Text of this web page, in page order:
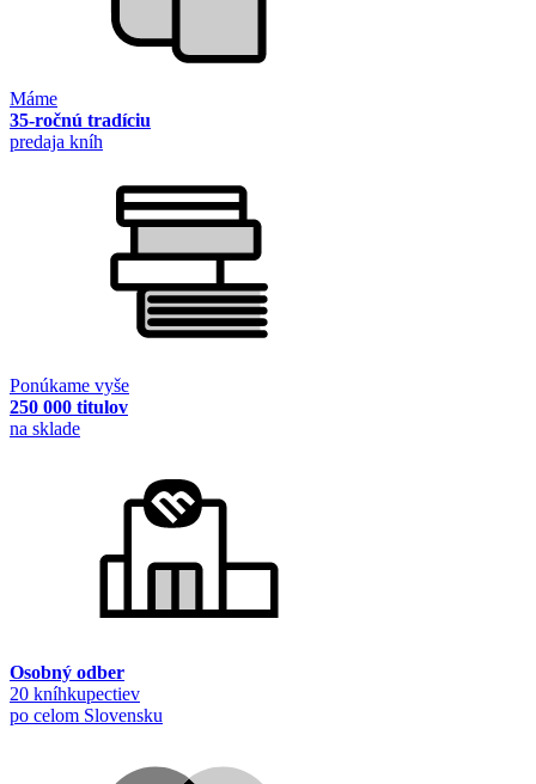
Máme
35-ročnú tradíciu
predaja kníh
Ponúkame vyše
250 000 titulov
na sklade
Osobný odber
20 kníhkupectiev
po celom Slovensku